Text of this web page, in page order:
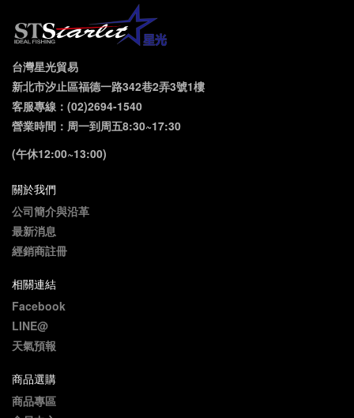
台灣星光貿易
新北市汐止區福德一路342巷2弄3號1樓
客服專線：(02)2694-1540
營業時間：周一到周五8:30~17:30
(午休12:00~13:00)
關於我們
公司簡介與沿革
最新消息
經銷商註冊
相關連結
Facebook
LINE@
天氣預報
商品選購
商品專區